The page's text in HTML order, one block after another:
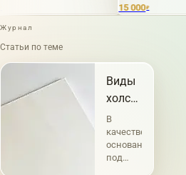
15 000₽
Журнал
Статьи по теме
Виды
холстов
и их
характеристика
В
качестве
основания
под